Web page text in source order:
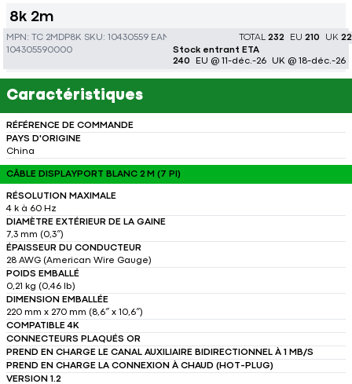
8k 2m
MPN: TC 2MDP8K SKU: 10430559 EAN:
104305590000
TOTAL 232 EU 210 UK 22
Stock entrant ETA
240
EU @ 11-déc.-26 UK @ 18-déc.-26
Caractéristiques
RÉFÉRENCE DE COMMANDE
PAYS D'ORIGINE
China
CÂBLE DISPLAYPORT BLANC 2 M (7 PI)
RÉSOLUTION MAXIMALE
4 k à 60 Hz
DIAMÈTRE EXTÉRIEUR DE LA GAINE
7,3 mm (0,3″)
ÉPAISSEUR DU CONDUCTEUR
28 AWG (American Wire Gauge)
POIDS EMBALLÉ
0,21 kg (0,46 lb)
DIMENSION EMBALLÉE
220 mm x 270 mm (8,6″ x 10,6″)
COMPATIBLE 4K
CONNECTEURS PLAQUÉS OR
PREND EN CHARGE LE CANAL AUXILIAIRE BIDIRECTIONNEL À 1 MB/S
PREND EN CHARGE LA CONNEXION À CHAUD (HOT-PLUG)
VERSION 1.2